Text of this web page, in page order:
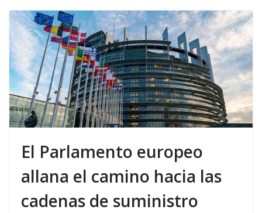
El Parlamento europeo
allana el camino hacia las
cadenas de suministro